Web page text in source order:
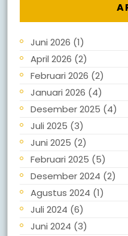
Juni 2026 (1)
April 2026 (2)
Februari 2026 (2)
Januari 2026 (4)
Desember 2025 (4)
Juli 2025 (3)
Juni 2025 (2)
Februari 2025 (5)
Desember 2024 (2)
Agustus 2024 (1)
Juli 2024 (6)
Juni 2024 (3)